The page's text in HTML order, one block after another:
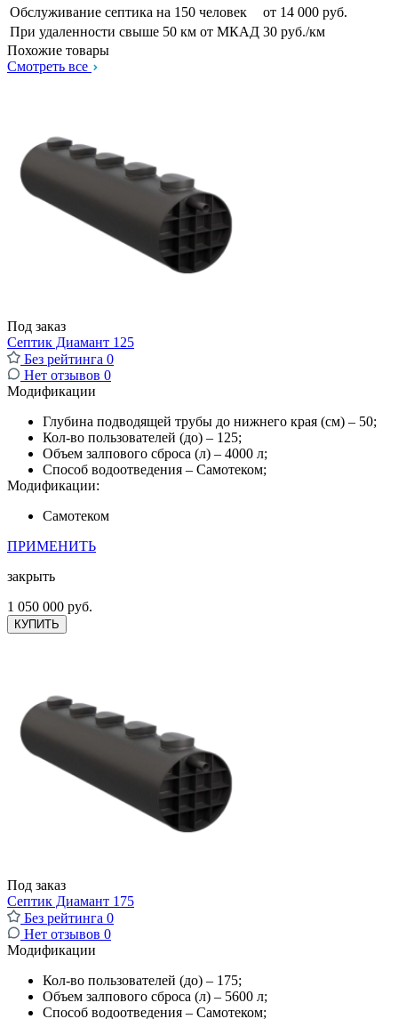
Обслуживание септика на 150 человек
от 14 000 руб.
При удаленности свыше 50 км от МКАД 30 руб./км
Похожие товары
Смотреть все
Под заказ
Септик Диамант 125
Без рейтинга 0
Нет отзывов 0
Модификации
Глубина подводящей трубы до нижнего края (см) – 50;
Кол-во пользователей (до) – 125;
Объем залпового сброса (л) – 4000 л;
Способ водоотведения – Самотеком;
Модификации:
Самотеком
ПРИМЕНИТЬ
закрыть
1 050 000 руб.
КУПИТЬ
Под заказ
Септик Диамант 175
Без рейтинга 0
Нет отзывов 0
Модификации
Кол-во пользователей (до) – 175;
Объем залпового сброса (л) – 5600 л;
Способ водоотведения – Самотеком;